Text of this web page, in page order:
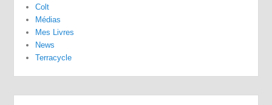
Colt
Médias
Mes Livres
News
Terracycle